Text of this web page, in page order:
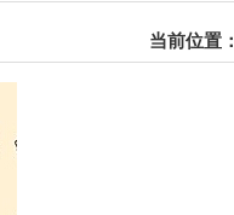
当前位置：